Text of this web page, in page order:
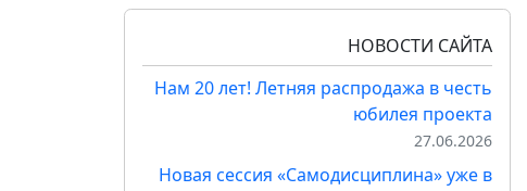
НОВОСТИ САЙТА
Нам 20 лет! Летняя распродажа в честь
юбилея проекта
27.06.2026
Новая сессия «Самодисциплина» уже в